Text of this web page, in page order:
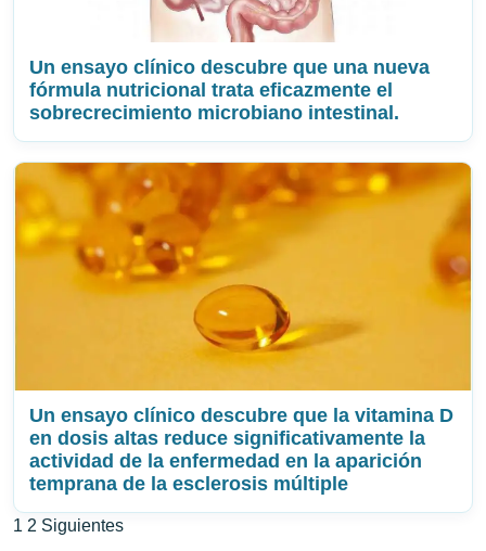
Un ensayo clínico descubre que una nueva
fórmula nutricional trata eficazmente el
sobrecrecimiento microbiano intestinal.
Un ensayo clínico descubre que la vitamina D
en dosis altas reduce significativamente la
actividad de la enfermedad en la aparición
temprana de la esclerosis múltiple
Paginación
1 2 Siguientes